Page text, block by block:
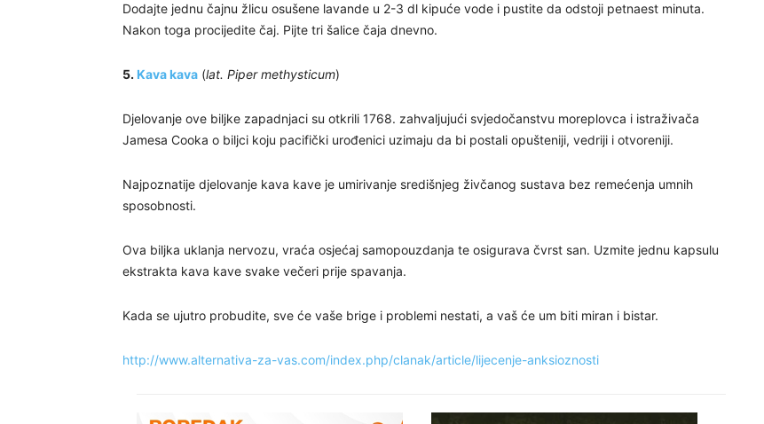
Dodajte jednu čajnu žlicu osušene lavande u 2-3 dl kipuće vode i pustite da odstoji petnaest minuta.
Nakon toga procijedite čaj. Pijte tri šalice čaja dnevno.
5. Kava kava (lat. Piper methysticum)
Djelovanje ove biljke zapadnjaci su otkrili 1768. zahvaljujući svjedočanstvu moreplovca i istraživača
Jamesa Cooka o biljci koju pacifički urođenici uzimaju da bi postali opušteniji, vedriji i otvoreniji.
Najpoznatije djelovanje kava kave je umirivanje središnjeg živčanog sustava bez remećenja umnih
sposobnosti.
Ova biljka uklanja nervozu, vraća osjećaj samopouzdanja te osigurava čvrst san. Uzmite jednu kapsulu
ekstrakta kava kave svake večeri prije spavanja.
Kada se ujutro probudite, sve će vaše brige i problemi nestati, a vaš će um biti miran i bistar.
http://www.alternativa-za-vas.com/index.php/clanak/article/lijecenje-anksioznosti